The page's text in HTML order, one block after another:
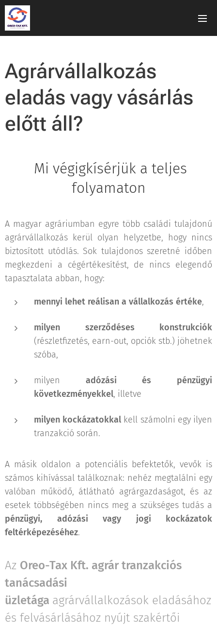
Agrárvállalkozás
eladás vagy vásárlás
előtt áll?
Mi végigkísérjük a teljes
folyamaton
A magyar agráriumban egyre több családi tulajdonú
agrárvállalkozás kerül olyan helyzetbe, hogy nincs
biztosított utódlás. Sok tulajdonos szeretné időben
megkezdeni a cégértékesítést, de nincs elegendő
tapasztalata abban, hogy:
mennyi lehet reálisan a vállalkozás értéke,
milyen szerződéses konstrukciók
(részletfizetés, earn-out, opciók stb.) jöhetnek
szóba,
milyen adózási és pénzügyi
következményekkel, illetve
milyen kockázatokkal kell számolni egy ilyen
tranzakció során.
A másik oldalon a potenciális befektetők, vevők is
számos kihívással találkoznak: nehéz megtalálni egy
valóban működő, átlátható agrárgazdaságot, és az
esetek többségében nincs meg a szükséges tudás a
pénzügyi, adózási vagy jogi kockázatok
feltérképezéséhez.
Az Oreo-Tax Kft. agrár tranzakciós
tanácsadási
üzletága agrárvállalkozások eladásához
és felvásárlásához nyújt szakértői